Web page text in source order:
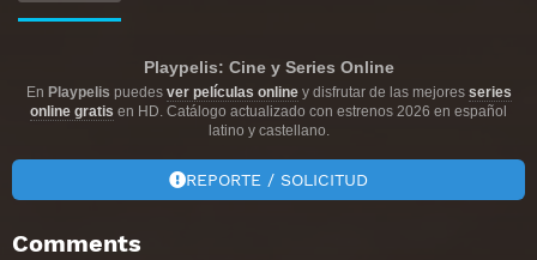
Playpelis: Cine y Series Online
En Playpelis puedes ver películas onliney disfrutar de las mejores series
online gratis en HD. Catálogo actualizado con estrenos 2026 en español
latino y castellano.
REPORTE / SOLICITUD
Comments